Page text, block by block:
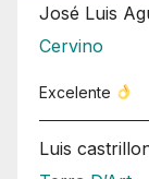
José Luis
Cervino
Excelente
Luis